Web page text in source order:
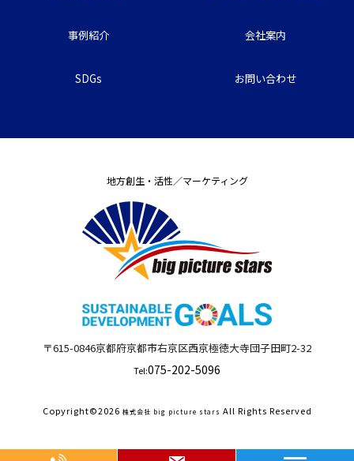
事例紹介 会社案内
SDGs お問い合わせ
地方創生・活性／マーケティング
〒615-0846京都府京都市右京区西京極徳大寺団子田町2-32
Tel:075-202-5096
Copyright©2026 株式会社 big picture stars All Rights Reserved